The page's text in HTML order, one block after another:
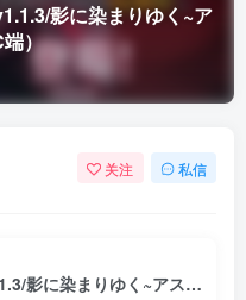
影に染まりゆく~ア
）
关注 私信
影色渐染~阿斯林顿的妹神官~v1.1.3/影に染まりゆく~アスリントの妹神官~v1.0.4（PC端）